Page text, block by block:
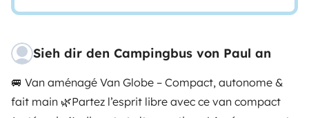
Sieh dir den Campingbus von Paul an
🚐 Van aménagé Van Globe – Compact, autonome &
fait main 🌿Partez l’esprit libre avec ce van compact